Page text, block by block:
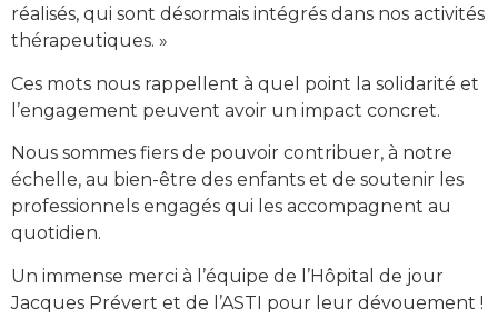
réalisés, qui sont désormais intégrés dans nos activités
thérapeutiques. »
Ces mots nous rappellent à quel point la solidarité et
l’engagement peuvent avoir un impact concret.
Nous sommes fiers de pouvoir contribuer, à notre
échelle, au bien-être des enfants et de soutenir les
professionnels engagés qui les accompagnent au
quotidien.
Un immense merci à l’équipe de l’Hôpital de jour
Jacques Prévert et de l’ASTI pour leur dévouement !